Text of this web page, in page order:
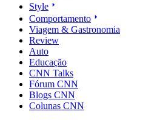
Style
Comportamento
Viagem & Gastronomia
Review
Auto
Educação
CNN Talks
Fórum CNN
Blogs CNN
Colunas CNN